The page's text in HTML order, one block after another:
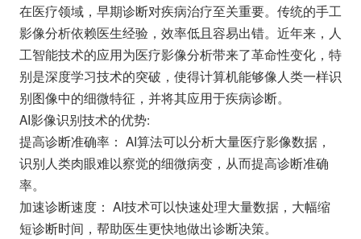
在医疗领域，早期诊断对疾病治疗至关重要。传统的手工
影像分析依赖医生经验，效率低且容易出错。近年来，人
工智能技术的应用为医疗影像分析带来了革命性变化，特
别是深度学习技术的突破，使得计算机能够像人类一样识
别图像中的细微特征，并将其应用于疾病诊断。
AI影像识别技术的优势:
提高诊断准确率： AI算法可以分析大量医疗影像数据，
识别人类肉眼难以察觉的细微病变，从而提高诊断准确
率。
加速诊断速度： AI技术可以快速处理大量数据，大幅缩
短诊断时间，帮助医生更快地做出诊断决策。